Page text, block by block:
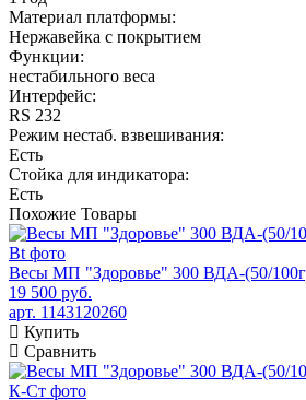
Материал платформы:
Нержавейка с покрытием
Функции:
нестабильного веса
Интерфейс:
RS 232
Режим нестаб. взвешивания:
Есть
Стойка для индикатора:
Есть
Похожие Товары
Весы МП "Здоровье" 300 ВДА-(50/
19 500 руб.
арт. 1143120260
Купить
Сравнить